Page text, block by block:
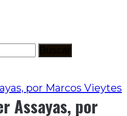
por Marcos Vieytes
Assayas, por